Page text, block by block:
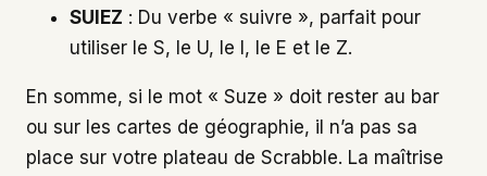
SUIEZ : Du verbe « suivre », parfait pour
utiliser le S, le U, le I, le E et le Z.
En somme, si le mot « Suze » doit rester au bar
ou sur les cartes de géographie, il n’a pas sa
place sur votre plateau de Scrabble. La maîtrise